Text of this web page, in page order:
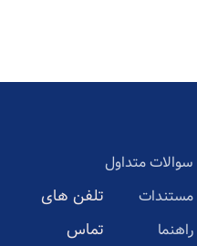
سوالات متداول
مستندات
راهنما
تلفن های
تماس